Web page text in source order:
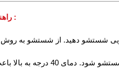
راهنمای شستشو برای دوام بیشتر چاپ و پارچه :